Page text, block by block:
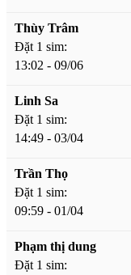
Thùy Trâm
Đặt 1 sim:
13:02 - 09/06
Linh Sa
Đặt 1 sim:
14:49 - 03/04
Trần Thọ
Đặt 1 sim:
09:59 - 01/04
Phạm thị dung
Đặt 1 sim: